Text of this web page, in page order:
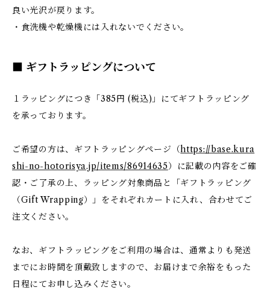
良い光沢が戻ります。
・食洗機や乾燥機には入れないでください。
■ ギフトラッピングについて
１ラッピングにつき「385円 (税込)」にてギフトラッピング
を承っております。
ご希望の方は、ギフトラッピングページ（https://base.kura
shi-no-hotorisya.jp/items/86914635）に記載の内容をご確
認・ご了承の上、ラッピング対象商品と「ギフトラッピング
（Gift Wrapping）」をそれぞれカートに入れ、合わせてご
注文ください。
なお、ギフトラッピングをご利用の場合は、通常よりも発送
までにお時間を頂戴致しますので、お届けまで余裕をもった
日程にてお申し込みください。